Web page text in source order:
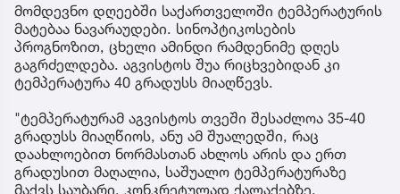
მომდევნო დღეებში საქართველოში ტემპერატურის
მატებაა ნავარაუდები. სინოპტიკოსების
პროგნოზით, ცხელი ამინდი რამდენიმე დღეს
გაგრძელდება. აგვისტოს შუა რიცხვებიდან კი
ტემპერატურა 40 გრადუსს მიაღწევს.
"ტემპერატურამ აგვისტოს თვეში შესაძლოა 35-40
გრადუსს მიაღწიოს, ანუ ამ შუალედში, რაც
დაახლოებით ნორმასთან ახლოს არის და ერთ
გრადუსით მაღალია, საშუალო ტემპერატურაზე
მაქვს საუბარი. კონკრეტულად ქალაქებზე,